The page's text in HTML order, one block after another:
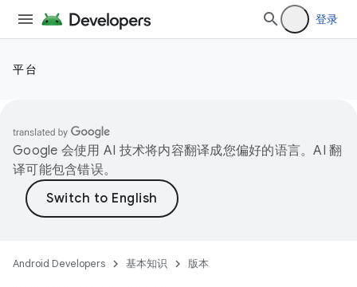
登录
平台
Google 会使用 AI 技术将内容翻译成您偏好的语言。AI 翻
译可能包含错误。
Android Developers 基本知识 版本